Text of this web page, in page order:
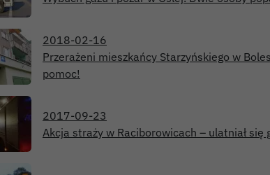
2018-02-16
Przerażeni mieszkańcy Starzyńskiego w
pomoc!
2017-09-23
Akcja straży w Raciborowicach – ulatniał się